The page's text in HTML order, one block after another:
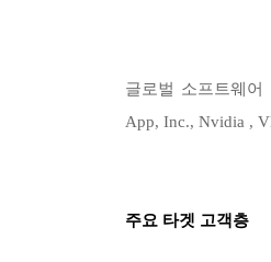
글로벌 소프트웨어
App, Inc., Nvidia ,
주요 타겟 고객층